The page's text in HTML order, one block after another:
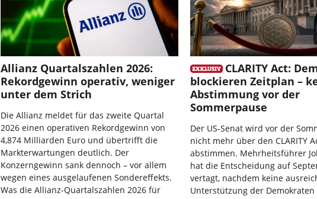
Allianz Quartalszahlen 2026:
Rekordgewinn operativ, weniger
unter dem Strich
Die Allianz meldet für das zweite Quartal
2026 einen operativen Rekordgewinn von
4,874 Milliarden Euro und übertrifft die
Markterwartungen deutlich. Der
Konzerngewinn sank dennoch – vor allem
wegen eines ausgelaufenen Sondereffekts.
Was die Allianz-Quartalszahlen 2026 für
CLARITY Act:
blockieren Zeitplan –
Abstimmung vor der
Sommerpause
Der US-Senat wird vor der
nicht mehr über den CLARITY
abstimmen. Mehrheitsführer
hat die Entscheidung auf
vertagt, nachdem keine
Unterstützung der